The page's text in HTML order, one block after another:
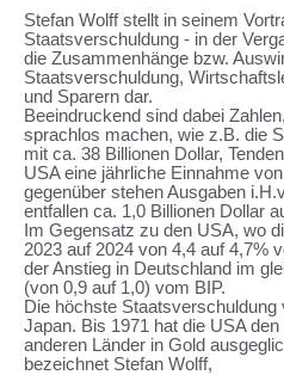
Stefan Wolff stellt in seinem
Staatsverschuldung - in der
die Zusammenhänge bzw.
Staatsverschuldung,
und Sparern dar.
Beeindruckend sind dabei
sprachlos machen, wie z.B. die
mit ca. 38 Billionen Dollar,
USA eine jährliche Einnahme
gegenüber stehen Ausgaben
entfallen ca. 1,0 Billionen Dollar
Im Gegensatz zu den USA, wo
2023 auf 2024 von 4,4 auf 4,7%
der Anstieg in Deutschland im
(von 0,9 auf 1,0) vom BIP.
Die höchste
Japan. Bis 1971 hat die USA
anderen Länder in Gold
bezeichnet Stefan Wolff,